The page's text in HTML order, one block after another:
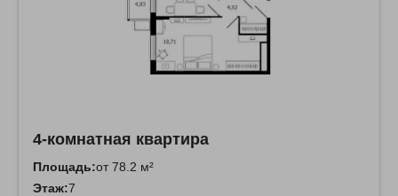
4-комнатная квартира
Площадь:от 78.2 м²
Этаж:7